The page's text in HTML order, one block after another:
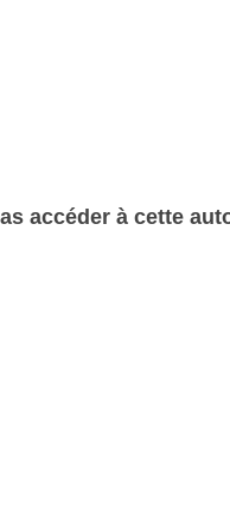
accéder à cette